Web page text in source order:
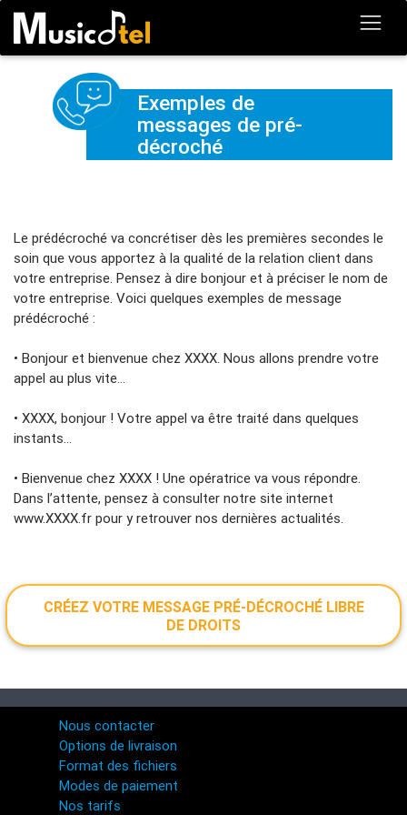
Exemples de
messages de pré-
décroché
Le prédécroché va concrétiser dès les premières secondes le
soin que vous apportez à la qualité de la relation client dans
votre entreprise. Pensez à dire bonjour et à préciser le nom de
votre entreprise. Voici quelques exemples de message
prédécroché :
• Bonjour et bienvenue chez XXXX. Nous allons prendre votre
appel au plus vite…
• XXXX, bonjour ! Votre appel va être traité dans quelques
instants…
• Bienvenue chez XXXX ! Une opératrice va vous répondre.
Dans l’attente, pensez à consulter notre site internet
www.XXXX.fr pour y retrouver nos dernières actualités.
CRÉEZ VOTRE MESSAGE PRÉ-DÉCROCHÉ LIBRE
DE DROITS
Nous contacter
Options de livraison
Format des fichiers
Modes de paiement
Nos tarifs